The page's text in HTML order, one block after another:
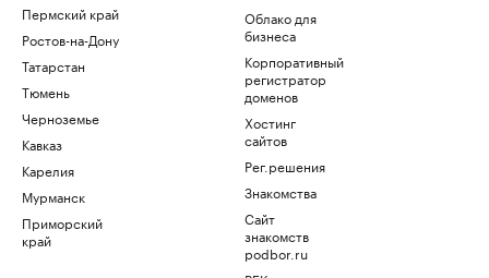
Пермский край
Ростов-на-Дону
Татарстан
Тюмень
Черноземье
Кавказ
Карелия
Мурманск
Приморский
край
Облако для
бизнеса
Корпоративный
регистратор
доменов
Хостинг
сайтов
Рег.решения
Знакомства
Сайт
знакомств
podbor.ru